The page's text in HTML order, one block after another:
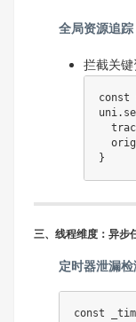
全局资源追踪
拦截关键
const
三、线程维度：异步
定时器泄漏检
const